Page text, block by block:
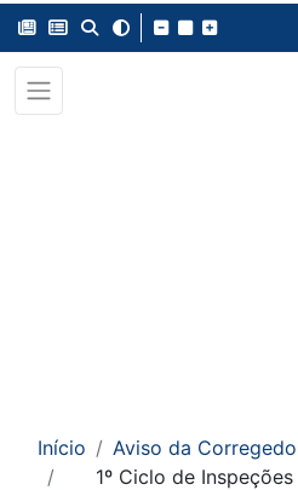
Início
Aviso da
1º Ciclo de